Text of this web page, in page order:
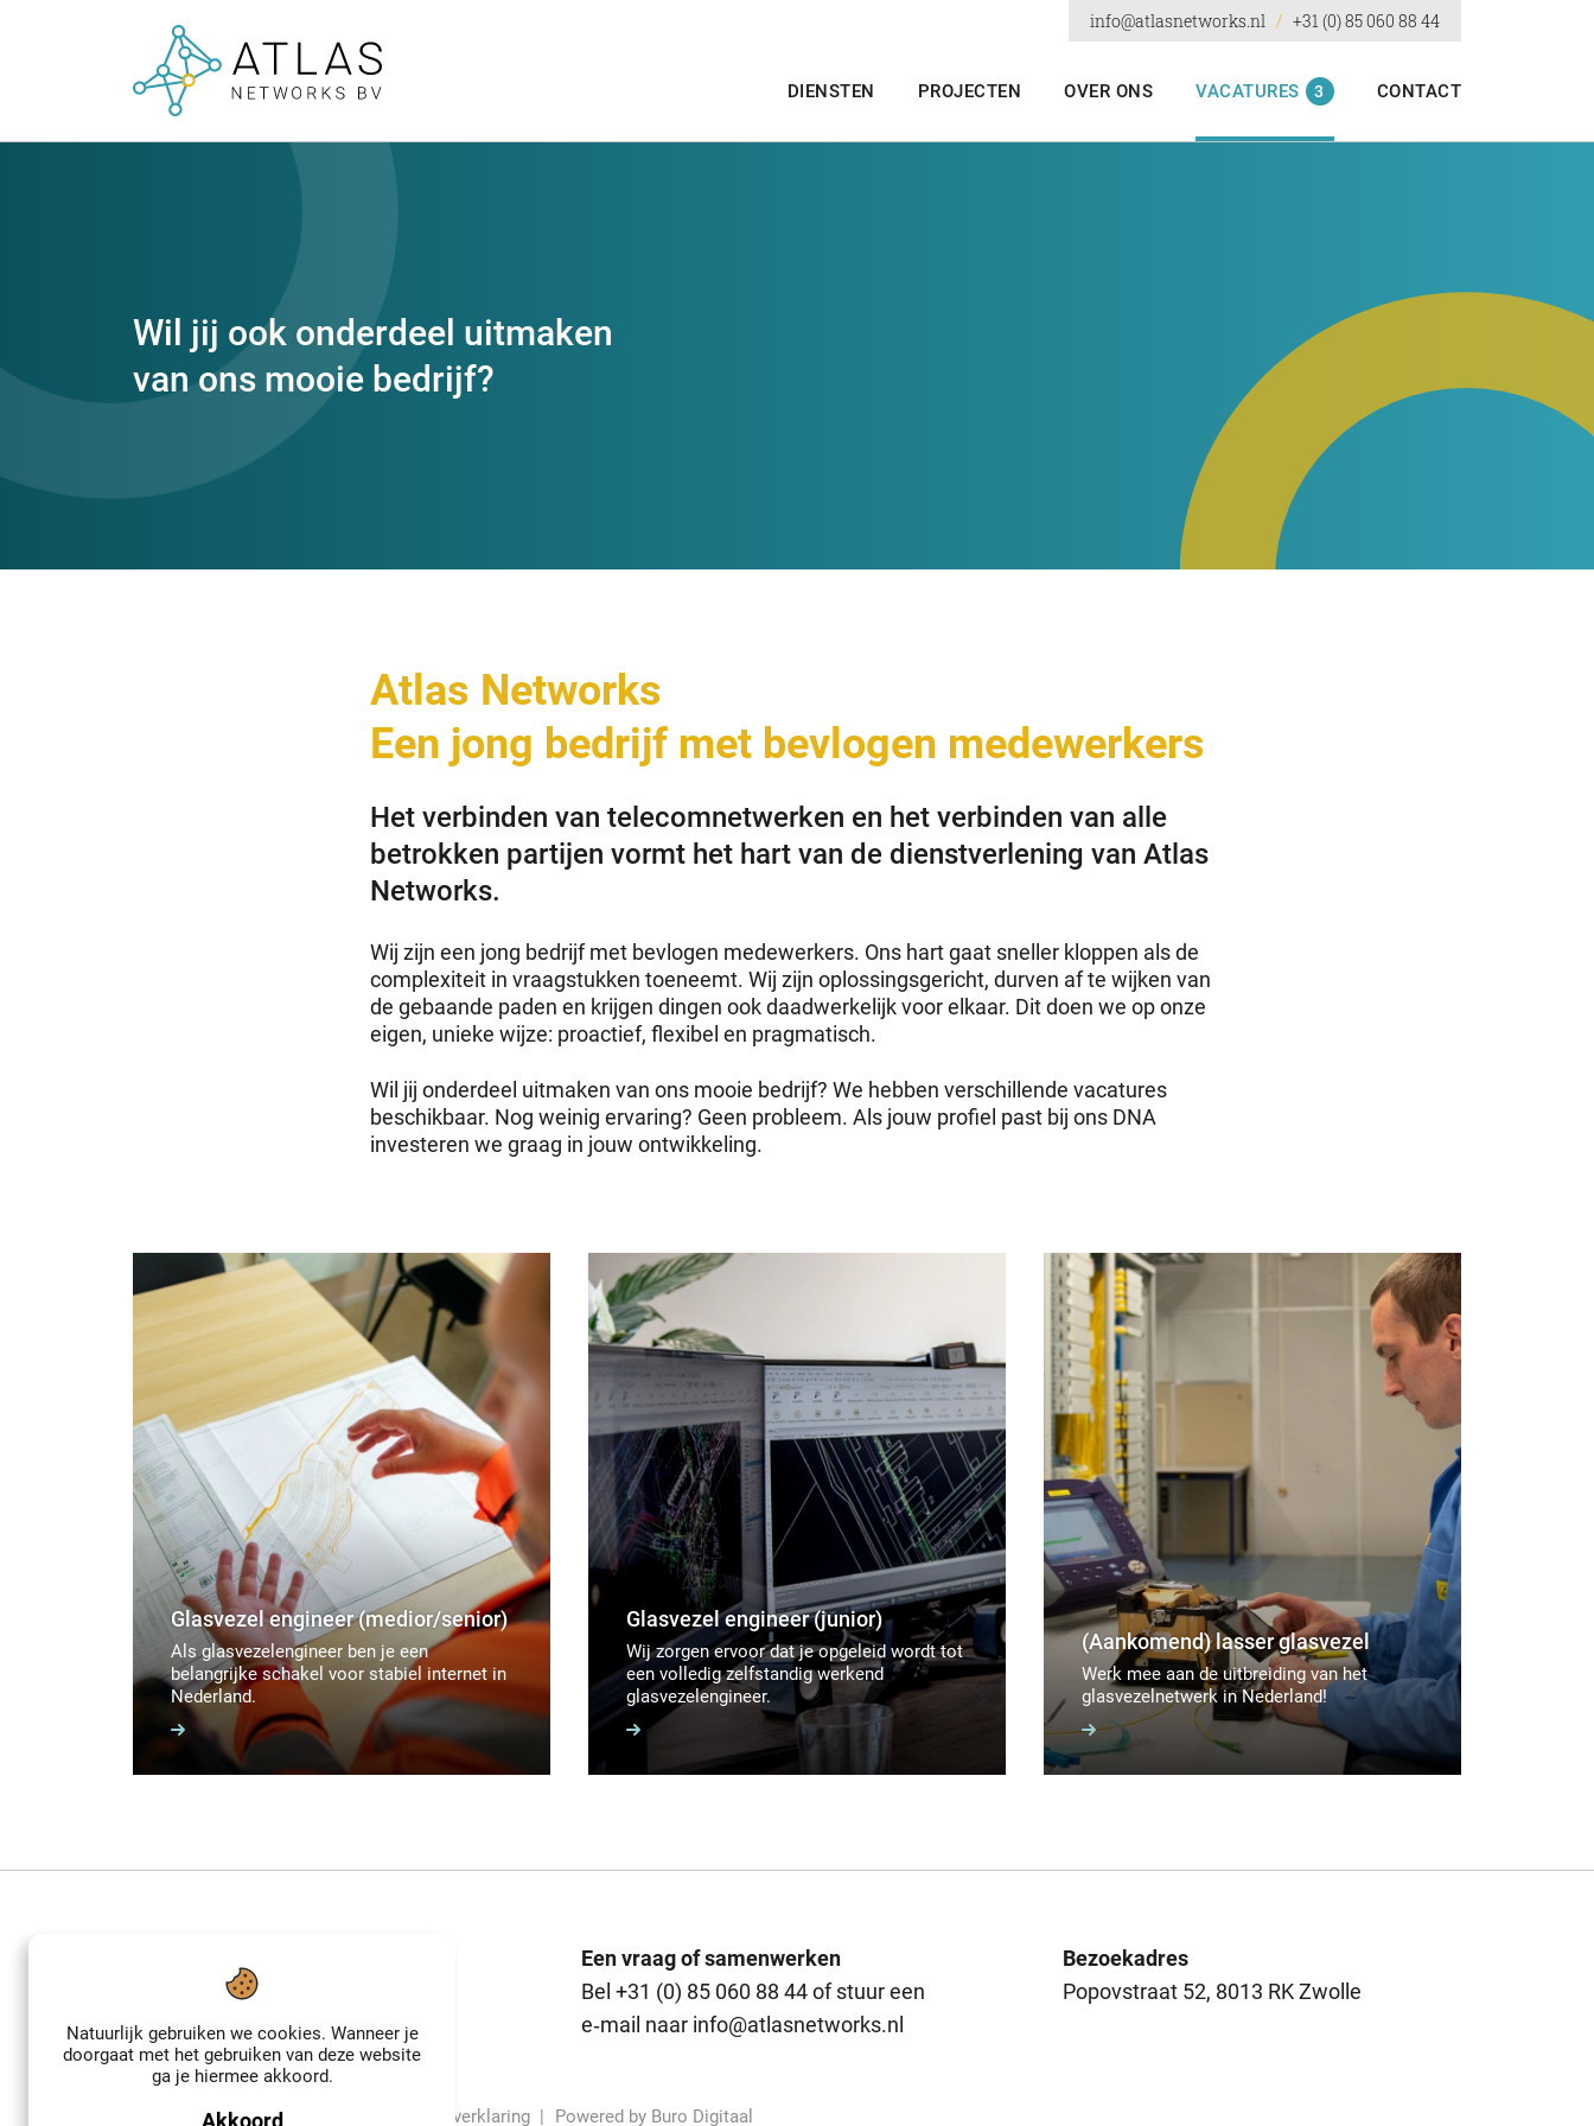
info@atlasnetworks.nl / +31 (0) 85 060 88 44
DIENSTEN PROJECTEN OVER ONS VACATURES 3 CONTACT
Wil jij ook onderdeel uitmaken
van ons mooie bedrijf?
Atlas Networks
Een jong bedrijf met bevlogen medewerkers
Het verbinden van telecomnetwerken en het verbinden van alle
betrokken partijen vormt het hart van de dienstverlening van Atlas
Networks.
Wij zijn een jong bedrijf met bevlogen medewerkers. Ons hart gaat sneller kloppen als de
complexiteit in vraagstukken toeneemt. Wij zijn oplossingsgericht, durven af te wijken van
de gebaande paden en krijgen dingen ook daadwerkelijk voor elkaar. Dit doen we op onze
eigen, unieke wijze: proactief, flexibel en pragmatisch.
Wil jij onderdeel uitmaken van ons mooie bedrijf? We hebben verschillende vacatures
beschikbaar. Nog weinig ervaring? Geen probleem. Als jouw profiel past bij ons DNA
investeren we graag in jouw ontwikkeling.
Glasvezel engineer (medior/senior)
Als glasvezelengineer ben je een
belangrijke schakel voor stabiel internet in
Nederland.
Glasvezel engineer (junior)
Wij zorgen ervoor dat je opgeleid wordt tot
een volledig zelfstandig werkend
glasvezelengineer.
(Aankomend) lasser glasvezel
Werk mee aan de uitbreiding van het
glasvezelnetwerk in Nederland!
Een vraag of samenwerken
Bel +31 (0) 85 060 88 44of stuur een
e‑mail naar info@atlasnetworks.nl
Bezoekadres
Popovstraat 52, 8013 RK Zwolle
Copyright Atlas Networks B.V. Privacyverklaring Powered by Buro Digitaal
Natuurlijk gebruiken we cookies. Wanneer je
doorgaat met het gebruiken van deze website
ga je hiermee akkoord.
Akkoord